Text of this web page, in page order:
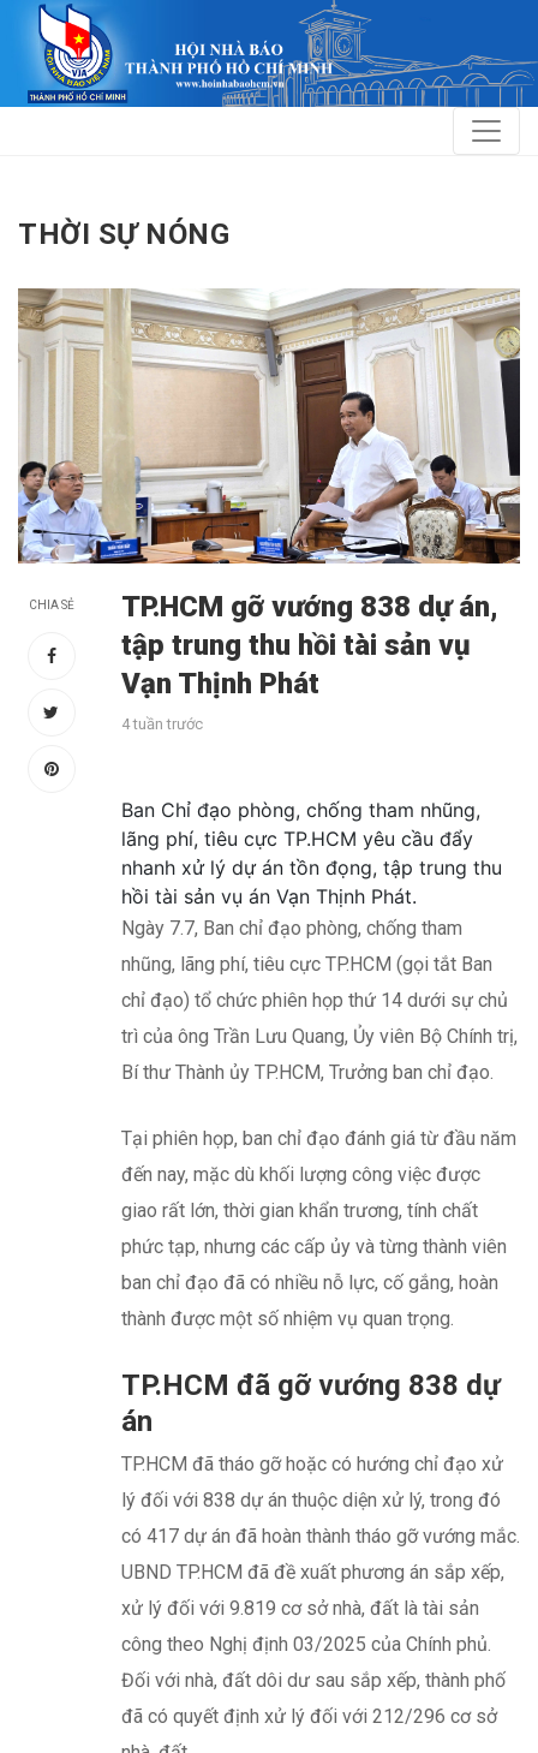
THỜI SỰ NÓNG
CHIA SẺ
TP.HCM gỡ vướng 838 dự án,
tập trung thu hồi tài sản vụ
Vạn Thịnh Phát
4 tuần trước